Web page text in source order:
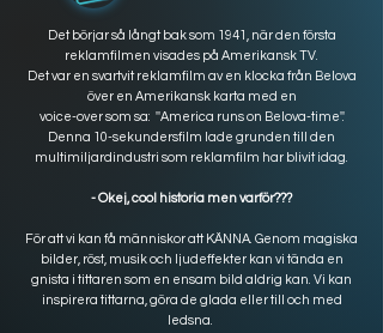
Det börjar så långt bak som 1941, när den första
reklamfilmen visades på Amerikansk TV.
Det var en svartvit reklamfilm av en klocka från Belova
över en Amerikansk karta med en
voice-over som sa: ''America runs on Belova-time''.
Denna 10-sekundersfilm lade grunden till den
multimiljardindustri som reklamfilm har blivit idag.
- Okej, cool historia men varför???
För att vi kan få människor att KÄNNA. Genom magiska
bilder, röst, musik och ljudeffekter kan vi tända en
gnista i tittaren som en ensam bild aldrig kan. Vi kan
inspirera tittarna, göra de glada eller till och med
ledsna.